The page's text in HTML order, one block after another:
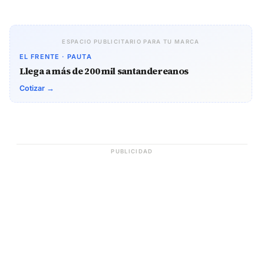
ESPACIO PUBLICITARIO PARA TU MARCA
EL FRENTE · PAUTA
Llega a más de 200 mil santandereanos
Cotizar →
PUBLICIDAD